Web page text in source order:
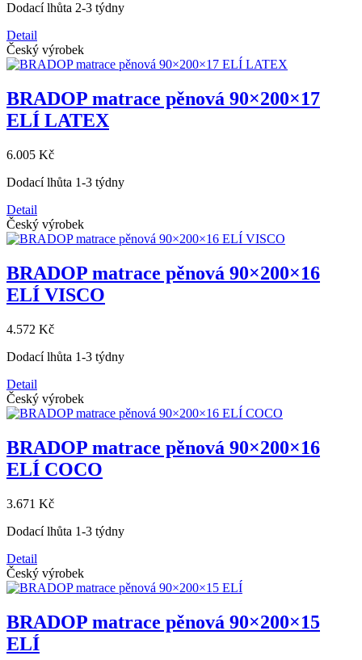
Dodací lhůta 2-3 týdny
Detail
Český výrobek
BRADOP matrace pěnová 90×200×17
ELÍ LATEX
6.005 Kč
Dodací lhůta 1-3 týdny
Detail
Český výrobek
BRADOP matrace pěnová 90×200×16
ELÍ VISCO
4.572 Kč
Dodací lhůta 1-3 týdny
Detail
Český výrobek
BRADOP matrace pěnová 90×200×16
ELÍ COCO
3.671 Kč
Dodací lhůta 1-3 týdny
Detail
Český výrobek
BRADOP matrace pěnová 90×200×15
ELÍ